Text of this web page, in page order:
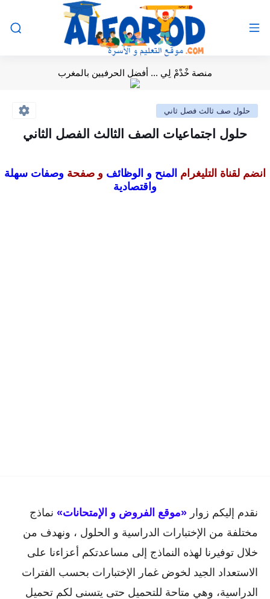
منصة خْدْمْ لِي ... أفضل الحرفيين بالمغرب
حلول صف ثالث فصل ثاني
حلول اجتماعيات الصف الثالث الفصل الثاني
انضم لقناة التليغرام المنح و الوظائف و صفحة وصفات سهلة
واقتصادية
نقدم إليكم زوار «موقع الفروض و الإمتحانات» نماذج
مختلفة من الإختبارات الدراسية و الحلول ، ونهدف من
خلال توفيرنا لهذه النماذج إلى مساعدتكم أعزاءنا على
الاستعداد الجيد لخوض غمار الإختبارات بحسب الفترات
الدراسية، وهي متاحة للتحميل حتى يتسنى لكم تحميل